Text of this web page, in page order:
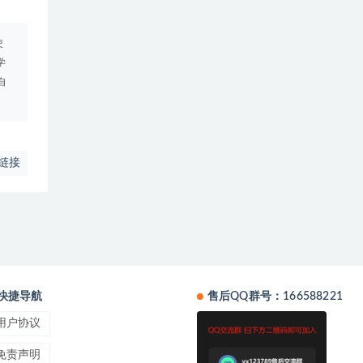
接
捷导航
户协议
责声明
售后QQ群号：166588221